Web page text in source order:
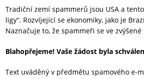
Tradiční zemí spammerů jsou USA a
ligy“. Rozvíjející se ekonomiky, jako je
Naznačuje to, že spammeři se ve
Blahopřejeme! Vaše žádost byla
Text uváděný v předmětu spamového e-